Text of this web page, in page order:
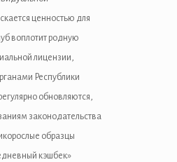
ценностью для
воплотит родную
лицензии,
Республики
обновляются,
законодательства
образцы
кэшбек»